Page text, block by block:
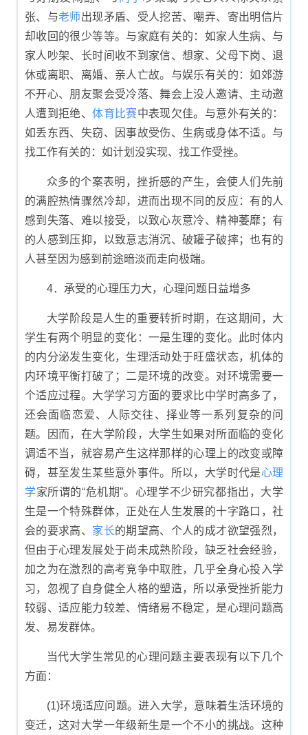
张、与老师出现矛盾、受人挖苦、嘲弄、寄出明信片
却收回的很少等等。与家庭有关的：如家人生病、与
家人吵架、长时间收不到家信、想家、父母下岗、退
休或离职、离婚、亲人亡故。与娱乐有关的：如郊游
不开心、朋友聚会受冷落、舞会上没人邀请、主动邀
人遭到拒绝、体育 比赛中表现欠佳。与意外有关的：
如丢东西、失窃、因事故受伤、生病或身体不适。与
找工作有关的：如计划没实现、找工作受挫。
众多的个案表明，挫折感的产生，会使人们先前
的满腔热情骤然冷却，进而出现不同的反应：有的人
感到失落、难以接受，以致心灰意冷、精神萎靡；有
的人感到压抑，以致意志消沉、破罐子破摔；也有的
人甚至因为感到前途暗淡而走向极端。
4．承受的心理压力大，心理问题日益增多
大学阶段是人生的重要转折时期，在这期间，大
学生有两个明显的变化：一是生理的变化。此时体内
的内分泌发生变化，生理活动处于旺盛状态，机体的
内环境平衡打破了；二是环境的改变。对环境需要一
个适应过程。大学学习方面的要求比中学时高多了，
还会面临恋爱、人际交往、择业等一系列复杂的问
题。因而，在大学阶段，大学生如果对所面临的变化
调适不当，就容易产生这样那样的心理上的改变或障
碍，甚至发生某些意外事件。所以，大学时代是心理
学家所谓的“危机期”。心理学不少研究都指出，大学
生是一个特殊群体，正处在人生发展的十字路口，社
会的要求高、 家长的期望高、个人的成才欲望强烈，
但由于心理发展处于尚未成熟阶段，缺乏社会经验，
加之为在激烈的高考竞争中取胜，几乎全身心投入学
习，忽视了自身健全人格的塑造，所以承受挫折能力
较弱、适应能力较差、情绪易不稳定，是心理问题高
发、易发群体。
当代大学生常见的心理问题主要表现有以下几个
方面：
(1)环境适应问题。进入大学，意味着生活环境的
变迁，这对大学一年级新生是一个不小的挑战。这种